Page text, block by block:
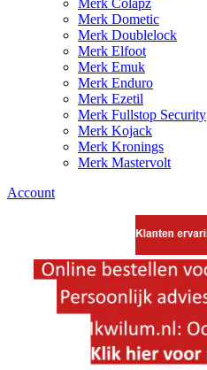
Merk Colapz
Merk Dometic
Merk Doublelock
Merk Elfoot
Merk Emuk
Merk Enduro
Merk Ezetil
Merk Fullstop Security
Merk Kojack
Merk Kronings
Merk Mastervolt
Account